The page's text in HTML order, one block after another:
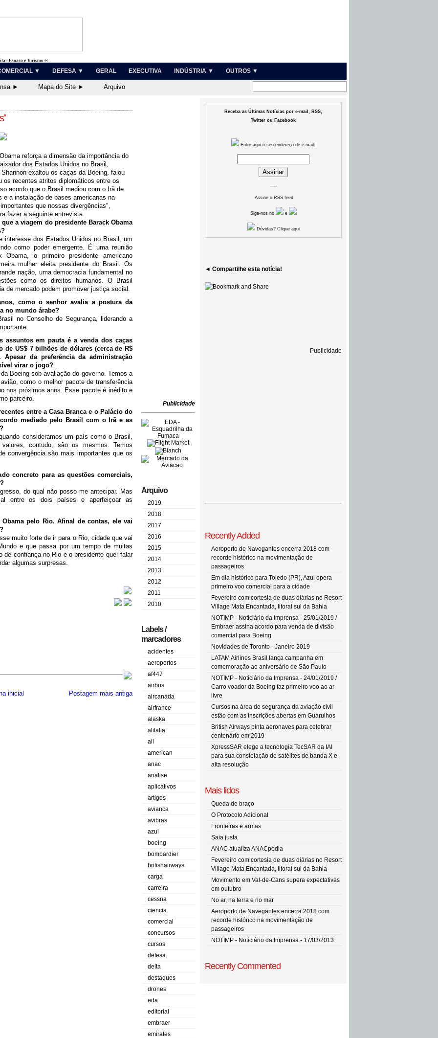
Espaço e Turismo ®
▼ DEFESA ▼ GERAL EXECUTIVA INDÚSTRIA ▼ OUTROS ▼
► Mapa do Site ► Arquivo
reforça a dimensão da importância do
dos Estados Unidos no Brasil,
exaltou os caças da Boeing, falou
os recentes atritos diplomáticos entre os
acordo que o Brasil mediou com o Irã de
e a instalação de bases americanas na
que nossas divergências",
fazer a seguinte entrevista.
a viagem do presidente Barack Obama
interesse dos Estados Unidos no Brasil, um
como poder emergente. É uma reunião
Obama, o primeiro presidente americano
mulher eleita presidente do Brasil. Os
nação, uma democracia fundamental no
como os direitos humanos. O Brasil
de mercado podem promover justiça social.
como o senhor avalia a postura da
no mundo árabe?
no Conselho de Segurança, liderando a
assuntos em pauta é a venda dos caças
de US$ 7 bilhões de dólares (cerca de R$
da preferência da administração
virar o jogo?
Boeing sob avaliação do governo. Temos a
como o melhor pacote de transferência
nos próximos anos. Esse pacote é inédito e
parceiro.
entre a Casa Branca e o Palácio do
mediado pelo Brasil com o Irã e as
consideramos um país como o Brasil,
contudo, são os mesmos. Temos
convergência são mais importantes que os
concreto para as questões comerciais,
do qual não posso me antecipar. Mas
entre os dois países e aperfeiçoar as
pelo Rio. Afinal de contas, ele vai
muito forte de ir para o Rio, cidade que vai
e que passa por um tempo de muitas
confiança no Rio e o presidente quer falar
algumas surpresas.
Postagem mais antiga
inicial
Publicidade
Arquivo
2019
2018
2017
2016
2015
2014
2013
2012
2011
2010
Labels /
marcadores
acidentes
aeroportos
af447
airbus
aircanada
airfrance
alaska
alitalia
all
american
anac
analise
aplicativos
artigos
avianca
avibras
azul
boeing
bombardier
britishairways
carga
carreira
cessna
ciencia
comercial
concursos
cursos
defesa
delta
destaques
drones
eda
editorial
embraer
emirates
Receba as Últimas Notícias por e-mail, RSS,
Twitter ou Facebook
Entre aqui o seu endereço de e-mail:
Assine o RSS feed
Siga-nos no e
Dúvidas? Clique aqui
◄ Compartilhe esta notícia!
Publicidade
Recently Added
Aeroporto de Navegantes encerra 2018 com
recorde histórico na movimentação de
passageiros
Em dia histórico para Toledo (PR), Azul opera
primeiro voo comercial para a cidade
Fevereiro com cortesia de duas diárias no Resort
Village Mata Encantada, litoral sul da Bahia
NOTIMP - Noticiário da Imprensa - 25/01/2019 /
Embraer assina acordo para venda de divisão
comercial para Boeing
Novidades de Toronto - Janeiro 2019
LATAM Airlines Brasil lança campanha em
comemoração ao aniversário de São Paulo
NOTIMP - Noticiário da Imprensa - 24/01/2019 /
Carro voador da Boeing faz primeiro voo ao ar
livre
Cursos na área de segurança da aviação civil
estão com as inscrições abertas em Guarulhos
British Airways pinta aeronaves para celebrar
centenário em 2019
XpressSAR elege a tecnologia TecSAR da IAI
para sua constelação de satélites de banda X e
alta resolução
Mais lidos
Queda de braço
O Protocolo Adicional
Fronteiras e armas
Saia justa
ANAC atualiza ANACpédia
Fevereiro com cortesia de duas diárias no Resort
Village Mata Encantada, litoral sul da Bahia
Movimento em Val-de-Cans supera expectativas
em outubro
No ar, na terra e no mar
Aeroporto de Navegantes encerra 2018 com
recorde histórico na movimentação de
passageiros
NOTIMP - Noticiário da Imprensa - 17/03/2013
Recently Commented